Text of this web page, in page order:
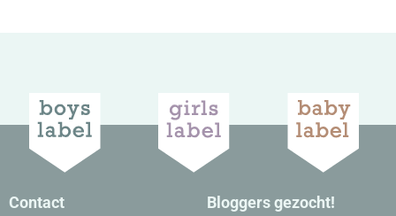
Contact
Bloggers gezocht!